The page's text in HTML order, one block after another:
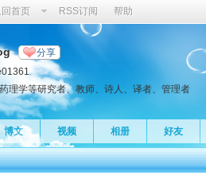
首页 RSS订阅 帮助
分享
理学等研究者、教师、诗人、译者、管理者
博文 视频 相册 好友